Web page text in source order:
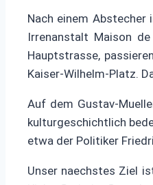
Nach einem
Irrenanstalt Maison
Hauptstrasse,
Kaiser-Wilhelm-Platz.
Auf dem Gustav-
kulturgeschichtlich
etwa der Politiker
Unser naechstes Ziel